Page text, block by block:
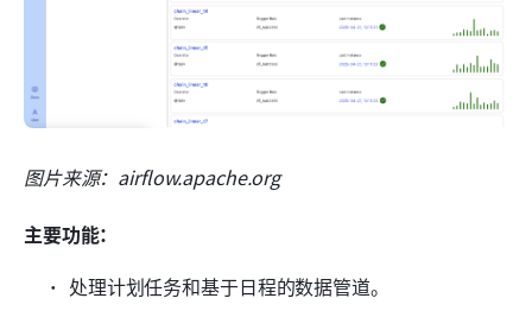
图片来源：airflow.apache.org
主要功能：
处理计划任务和基于日程的数据管道。